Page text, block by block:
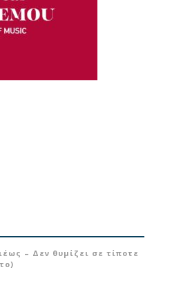
– Δεν θυμίζει σε τίποτε